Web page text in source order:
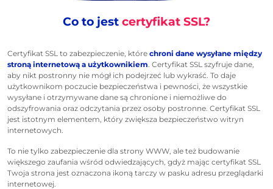
Co to jest certyfikat SSL?
Certyfikat SSL to zabezpieczenie, które chroni dane wysyłane między
stroną internetową a użytkownikiem. Certyfikat SSL szyfruje dane,
aby nikt postronny nie mógł ich podejrzeć lub wykraść. To daje
użytkownikom poczucie bezpieczeństwa i pewności, że wszystkie
wysyłane i otrzymywane dane są chronione i niemożliwe do
odszyfrowania oraz odczytania przez osoby postronne. Certyfikat SSL
jest istotnym elementem, który zwiększa bezpieczeństwo witryn
internetowych.
To nie tylko zabezpieczenie dla strony WWW, ale też budowanie
większego zaufania wśród odwiedzających, gdyż mając certyfikat SSL
Twoja strona jest oznaczona ikoną tarczy w pasku adresu przeglądarki
internetowej.